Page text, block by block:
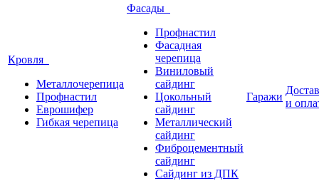
Кровля
Металлочерепица
Профнастил
Еврошифер
Гибкая черепица
Фасады
Профнастил
Фасадная
черепица
Виниловый
сайдинг
Цокольный
сайдинг
Металлический
сайдинг
Фиброцементный
сайдинг
Сайдинг из ДПК
Гаражи
и